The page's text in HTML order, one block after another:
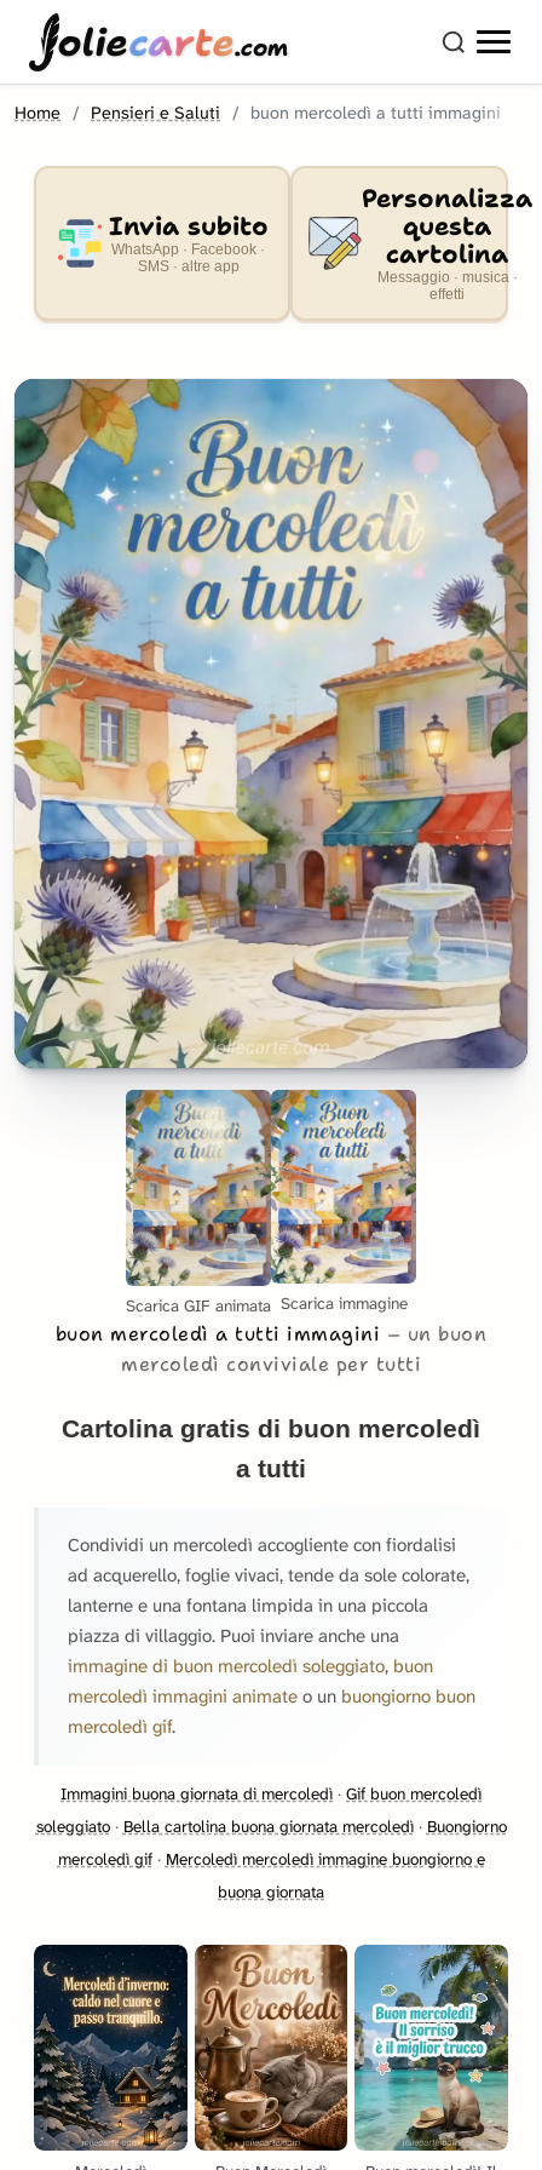
oliecarte.com
Home Pensieri e Saluti buon mercoledì a tutti immagini
Invia subito
WhatsApp · Facebook ·
SMS · altre app
Personalizza
questa
cartolina
Messaggio · musica ·
effetti
Scarica GIF animata Scarica immagine
buon mercoledì a tutti immagini
un buon
mercoledì conviviale per tutti
Cartolina gratis di buon mercoledì
a tutti
Condividi un mercoledì accogliente con fiordalisi
ad acquerello, foglie vivaci, tende da sole colorate,
lanterne e una fontana limpida in una piccola
piazza di villaggio. Puoi inviare anche una
immagine di buon mercoledì soleggiato, buon
mercoledì immagini animate o un buongiorno buon
mercoledì gif.
Immagini buona giornata di mercoledì · Gif buon mercoledì
soleggiato· Bella cartolina buona giornata mercoledì· Buongiorno
mercoledì gif· Mercoledì mercoledì immagine buongiorno e
buona giornata